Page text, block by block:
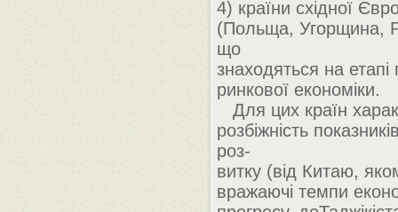
4) країни східної
(Польща, Угорщина,
що
знаходяться на
ринкової економіки.
Для цих країн
розбіжність
роз-
витку (від Китаю,
вражаючі темпи